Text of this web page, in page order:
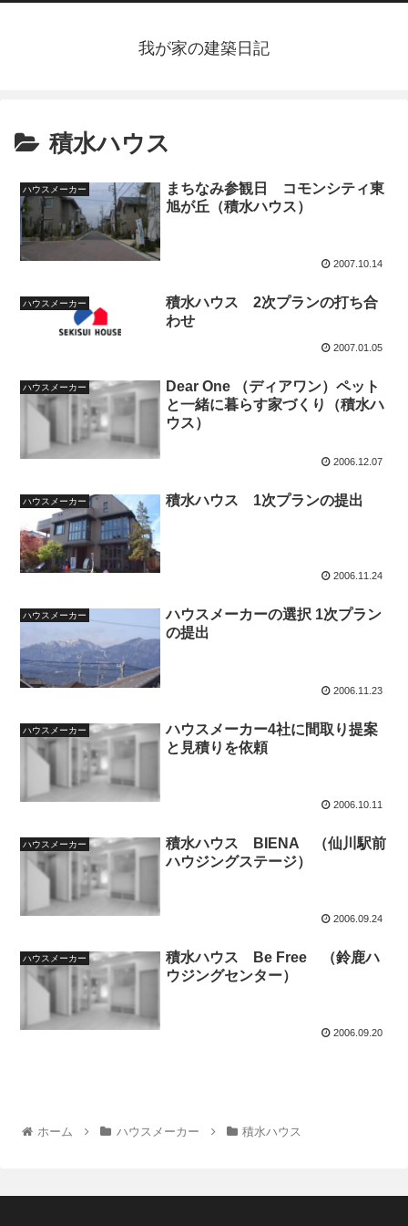
我が家の建築日記
積水ハウス
ハウスメーカー
まちなみ参観日 コモンシティ東
旭が丘（積水ハウス）
2007.10.14
ハウスメーカー
積水ハウス 2次プランの打ち合
わせ
2007.01.05
ハウスメーカー
Dear One （ディアワン）ペット
と一緒に暮らす家づくり（積水ハ
ウス）
2006.12.07
ハウスメーカー 積水ハウス 1次プランの提出
2006.11.24
ハウスメーカー
ハウスメーカーの選択 1次プラン
の提出
2006.11.23
ハウスメーカー
ハウスメーカー4社に間取り提案
と見積りを依頼
2006.10.11
ハウスメーカー
積水ハウス BIENA （仙川駅前
ハウジングステージ）
2006.09.24
ハウスメーカー
積水ハウス Be Free （鈴鹿ハ
ウジングセンター）
2006.09.20
ホーム ハウスメーカー 積水ハウス